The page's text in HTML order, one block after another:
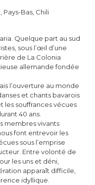
Pays-Bas, Chili
Quelque part au sud
sous l’œil d’une
de La Colonia
allemande fondée
l’ouverture au monde
et chants bavarois
les souffrances vécues
40 ans.
membres vivants
font entrevoir les
sous l’emprise
Entre volonté de
les uns et déni,
apparaît difficile,
idyllique.